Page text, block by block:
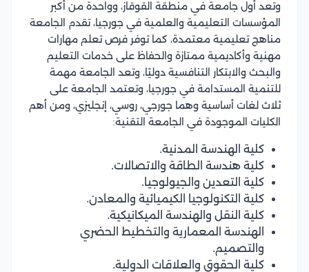
وتعد أول جامعة في منطقة القوقاز، وواحدة من أكبر
المؤسسات التعليمية والعلمية في جورجيا، تقدم الجامعة
مناهج تعليمية معتمدة، كما توفر فرص تعلم مهارات
مهنية وأكاديمية ممتازة والحفاظ على خدمات التعليم
والبحث والابتكار التنافسية دوليًا، وتعد الجامعة مهمة
للتنمية المستدامة في جورجيا، وتعتمد الجامعة على
ثلاث لغات أساسية وهما جورجي، روسي، إنجليزي، ومن أهم
الكليات الموجودة في الجامعة التقنية:
كلية الهندسة المدنية.
كلية هندسة الطاقة والاتصالات.
كلية التعدين والجيولوجيا.
كلية التكنولوجيا الكيميائية والمعادن.
كلية النقل والهندسة الميكانيكية.
الهندسة المعمارية والتخطيط الحضري
والتصميم.
كلية الحقوق والعلاقات الدولية.